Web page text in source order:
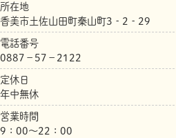
所在地
香美市土佐山田町秦山町3‐2‐29
電話番号
0887－57－2122
定休日
年中無休
営業時間
9：00～22：00